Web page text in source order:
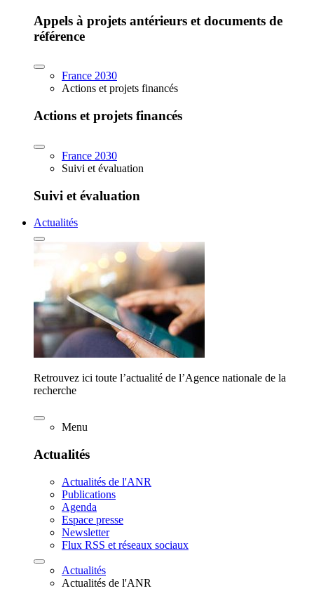
Appels à projets antérieurs et documents de
référence
France 2030
Actions et projets financés
Actions et projets financés
France 2030
Suivi et évaluation
Suivi et évaluation
Actualités
Retrouvez ici toute l’actualité de l’Agence nationale de la
recherche
Menu
Actualités
Actualités de l'ANR
Publications
Agenda
Espace presse
Newsletter
Flux RSS et réseaux sociaux
Actualités
Actualités de l'ANR